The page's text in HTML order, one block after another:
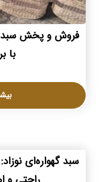
فروش و پخش سبد
با
سبد گهواره‌ای